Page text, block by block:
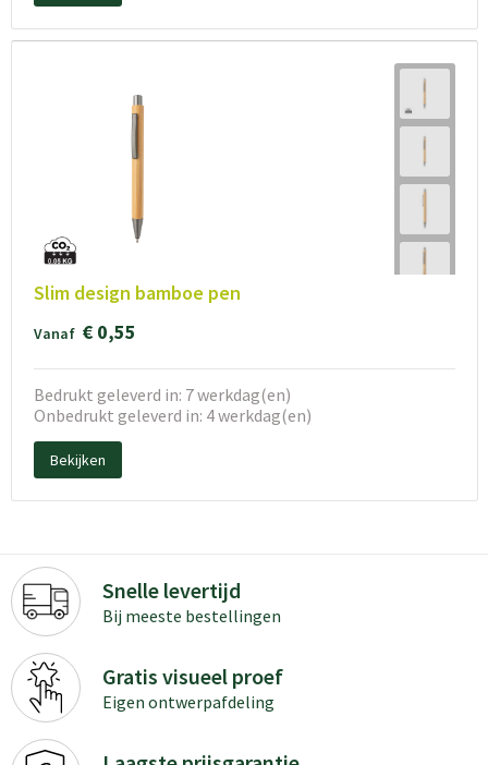
Slim design bamboe pen
Vanaf € 0,55
Bedrukt geleverd in: 7 werkdag(en)
Onbedrukt geleverd in: 4 werkdag(en)
Bekijken
Snelle levertijd
Bij meeste bestellingen
Gratis visueel proef
Eigen ontwerpafdeling